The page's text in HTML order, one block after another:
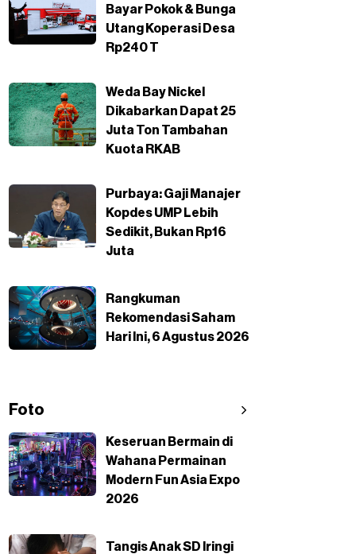
Bayar Pokok & Bunga
Utang Koperasi Desa
Rp240 T
Weda Bay Nickel
Dikabarkan Dapat 25
Juta Ton Tambahan
Kuota RKAB
Purbaya: Gaji Manajer
Kopdes UMP Lebih
Sedikit, Bukan Rp16
Juta
Rangkuman
Rekomendasi Saham
Hari Ini, 6 Agustus 2026
Foto
Keseruan Bermain di
Wahana Permainan
Modern Fun Asia Expo
2026
Tangis Anak SD Iringi